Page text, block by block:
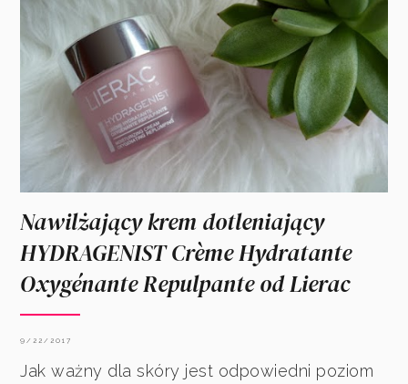
Nawilżający krem dotleniający
HYDRAGENIST Crème Hydratante
Oxygénante Repulpante od Lierac
9/22/2017
Jak ważny dla skóry jest odpowiedni poziom